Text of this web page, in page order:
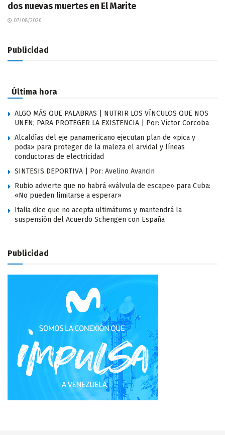
dos nuevas muertes en El Marite
07/08/2026
Publicidad
Última hora
ALGO MÁS QUE PALABRAS | NUTRIR LOS VÍNCULOS QUE NOS
UNEN; PARA PROTEGER LA EXISTENCIA | Por: Víctor Corcoba
Alcaldías del eje panamericano ejecutan plan de «pica y
poda» para proteger de la maleza el arvidal y líneas
conductoras de electricidad
SINTESIS DEPORTIVA | Por: Avelino Avancin
Rubio advierte que no habrá «válvula de escape» para Cuba:
«No pueden limitarse a esperar»
Italia dice que no acepta ultimátums y mantendrá la
suspensión del Acuerdo Schengen con España
Publicidad